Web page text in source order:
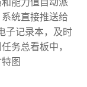
统直接推送给
子记录本，及时
务总看板中，
图